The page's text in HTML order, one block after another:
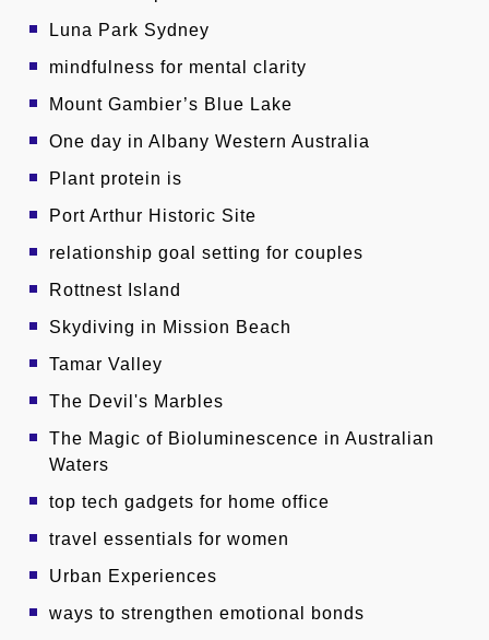
Luna Park Sydney
mindfulness for mental clarity
Mount Gambier’s Blue Lake
One day in Albany Western Australia
Plant protein is
Port Arthur Historic Site
relationship goal setting for couples
Rottnest Island
Skydiving in Mission Beach
Tamar Valley
The Devil's Marbles
The Magic of Bioluminescence in Australian
Waters
top tech gadgets for home office
travel essentials for women
Urban Experiences
ways to strengthen emotional bonds